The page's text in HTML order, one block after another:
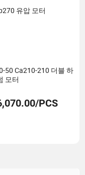
유압 모터
50 Ca210-210 더블 하
모터
PCS